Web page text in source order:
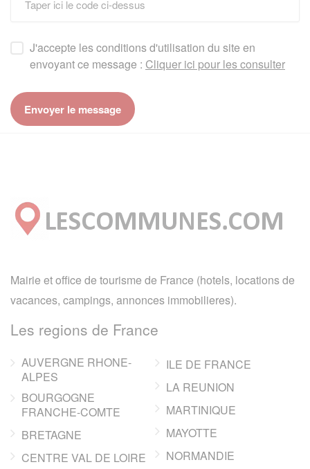
J'accepte les conditions d'utilisation du site en
envoyant ce message : Cliquer ici pour les consulter
Mairie et office de tourisme de France (hotels, locations de
vacances, campings, annonces immobilieres).
Les regions de France
AUVERGNE RHONE-
ALPES
BOURGOGNE
FRANCHE-COMTE
BRETAGNE
CENTRE VAL DE LOIRE
ILE DE FRANCE
LA REUNION
MARTINIQUE
MAYOTTE
NORMANDIE